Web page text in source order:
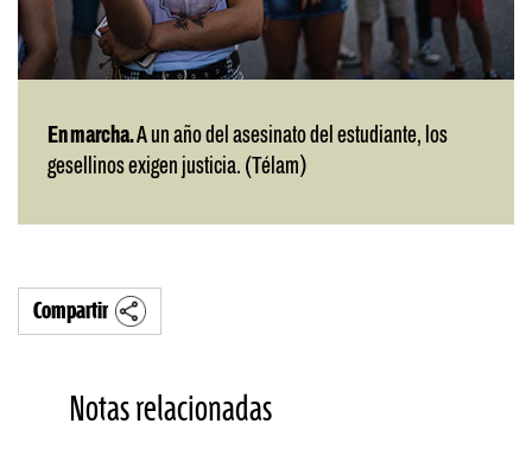
En marcha.A un año del asesinato del estudiante, los
gesellinos exigen justicia. (Télam)
Compartir
Notas relacionadas